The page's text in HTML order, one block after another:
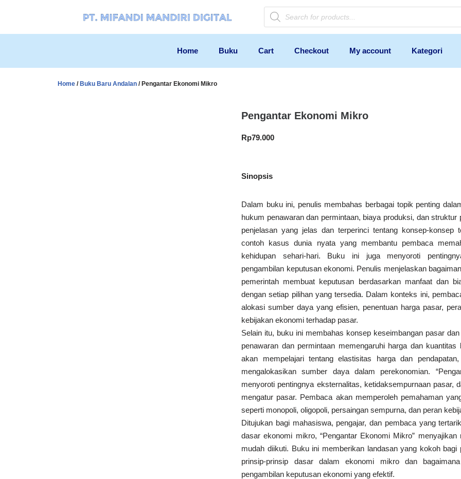
Home Buku Cart Checkout My account Kategori
Home / Buku Baru Andalan / Pengantar Ekonomi Mikro
Pengantar Ekonomi Mikro
Rp79.000
Sinopsis
Dalam buku ini, penulis membahas berbagai topik penting
hukum penawaran dan permintaan, biaya produksi, dan struktur
penjelasan yang jelas dan terperinci tentang konsep-konsep
contoh kasus dunia nyata yang membantu pembaca
kehidupan sehari-hari. Buku ini juga menyoroti
pengambilan keputusan ekonomi. Penulis menjelaskan
pemerintah membuat keputusan berdasarkan manfaat dan
dengan setiap pilihan yang tersedia. Dalam konteks ini,
alokasi sumber daya yang efisien, penentuan harga pasar,
kebijakan ekonomi terhadap pasar.
Selain itu, buku ini membahas konsep keseimbangan pasar
penawaran dan permintaan memengaruhi harga dan
akan mempelajari tentang elastisitas harga dan
mengalokasikan sumber daya dalam perekonomian.
menyoroti pentingnya eksternalitas, ketidaksempurnaan pasar,
mengatur pasar. Pembaca akan memperoleh pemahaman
seperti monopoli, oligopoli, persaingan sempurna, dan peran
Ditujukan bagi mahasiswa, pengajar, dan pembaca yang
dasar ekonomi mikro, “Pengantar Ekonomi Mikro”
mudah diikuti. Buku ini memberikan landasan yang kokoh
prinsip-prinsip dasar dalam ekonomi mikro dan
pengambilan keputusan ekonomi yang efektif.